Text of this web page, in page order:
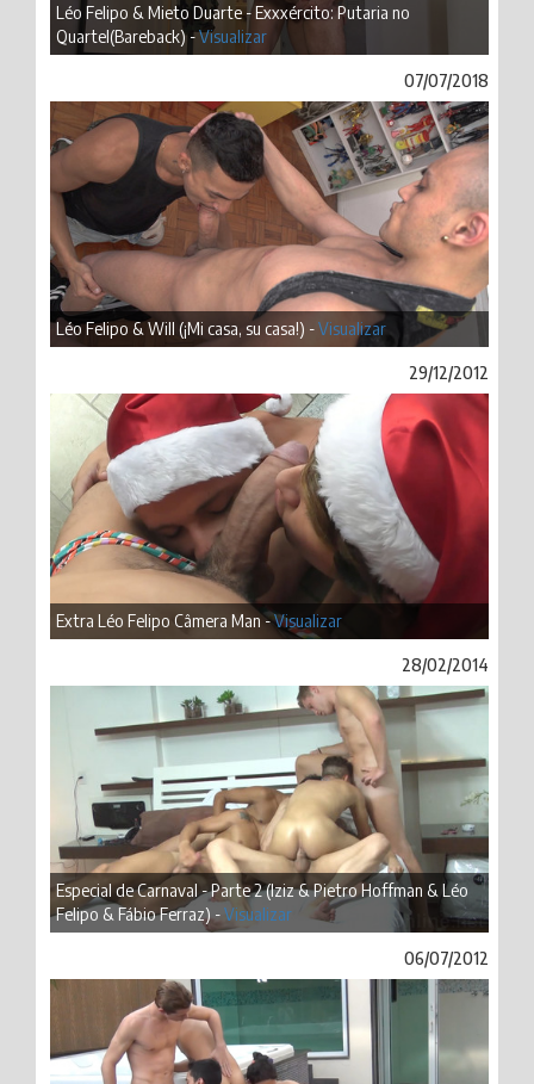
Léo Felipo & Mieto Duarte - Exxxército: Putaria no
Quartel(Bareback) -Visualizar
07/07/2018
Léo Felipo & Will (¡Mi casa, su casa!) -Visualizar
29/12/2012
Extra Léo Felipo Câmera Man -Visualizar
28/02/2014
Especial de Carnaval - Parte 2 (Iziz & Pietro Hoffman & Léo
Felipo & Fábio Ferraz) -Visualizar
06/07/2012